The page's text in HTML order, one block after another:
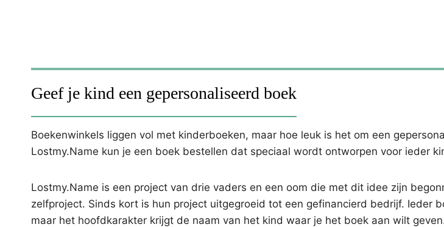
Geef je kind een gepersonaliseerd boek
Boekenwinkels liggen vol met kinderboeken, maar hoe leuk is het om een
Lostmy.Name kun je een boek bestellen dat speciaal wordt ontworpen voor ieder
Lostmy.Name is een project van drie vaders en een oom die met dit idee zijn
zelfproject. Sinds kort is hun project uitgegroeid tot een gefinancierd bedrijf. Ieder
maar het hoofdkarakter krijgt de naam van het kind waar je het boek aan wilt